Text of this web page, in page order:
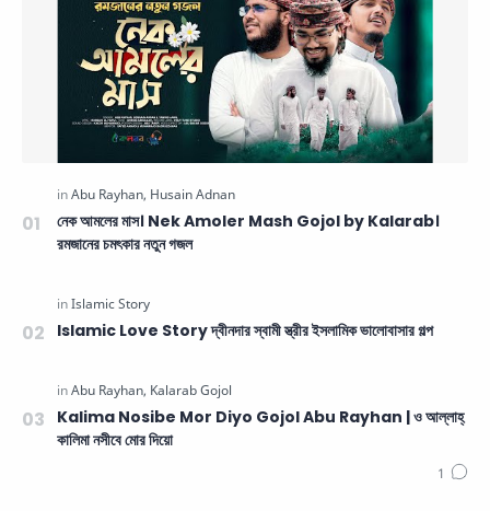
নেক আমলের মাস। Nek Amoler Mash Gojol by Kalarab।
রমজানের চমৎকার নতুন গজল
Islamic Love Story দ্বীনদার স্বামী স্ত্রীর ইসলামিক ভালোবাসার গল্প
Kalima Nosibe Mor Diyo Gojol Abu Rayhan | ও আল্লাহ্‌
কালিমা নসীবে মোর দিয়ো